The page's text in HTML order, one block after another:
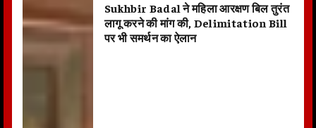
Sukhbir Badal ने महिला आरक्षण बिल तुरंत
लागू करने की मांग की, Delimitation Bill
पर भी समर्थन का ऐलान